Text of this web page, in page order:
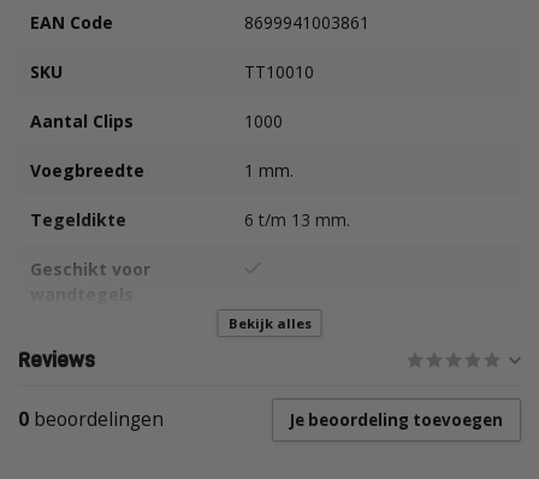
EAN Code 8699941003861
SKU TT10010
Aantal Clips 1000
Voegbreedte 1 mm.
Tegeldikte 6 t/m 13 mm.
Geschikt voor
vloertegels
Bekijk alles
Reviews
0 beoordelingen Je beoordeling toevoegen